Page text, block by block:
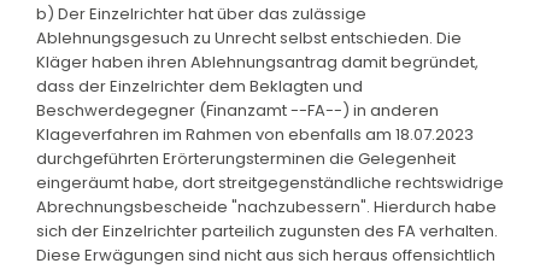
b) Der Einzelrichter hat über das zulässige
Ablehnungsgesuch zu Unrecht selbst entschieden. Die
Kläger haben ihren Ablehnungsantrag damit begründet,
dass der Einzelrichter dem Beklagten und
Beschwerdegegner (Finanzamt --FA--) in anderen
Klageverfahren im Rahmen von ebenfalls am 18.07.2023
durchgeführten Erörterungsterminen die Gelegenheit
eingeräumt habe, dort streitgegenständliche rechtswidrige
Abrechnungsbescheide "nachzubessern". Hierdurch habe
sich der Einzelrichter parteilich zugunsten des FA verhalten.
Diese Erwägungen sind nicht aus sich heraus offensichtlich